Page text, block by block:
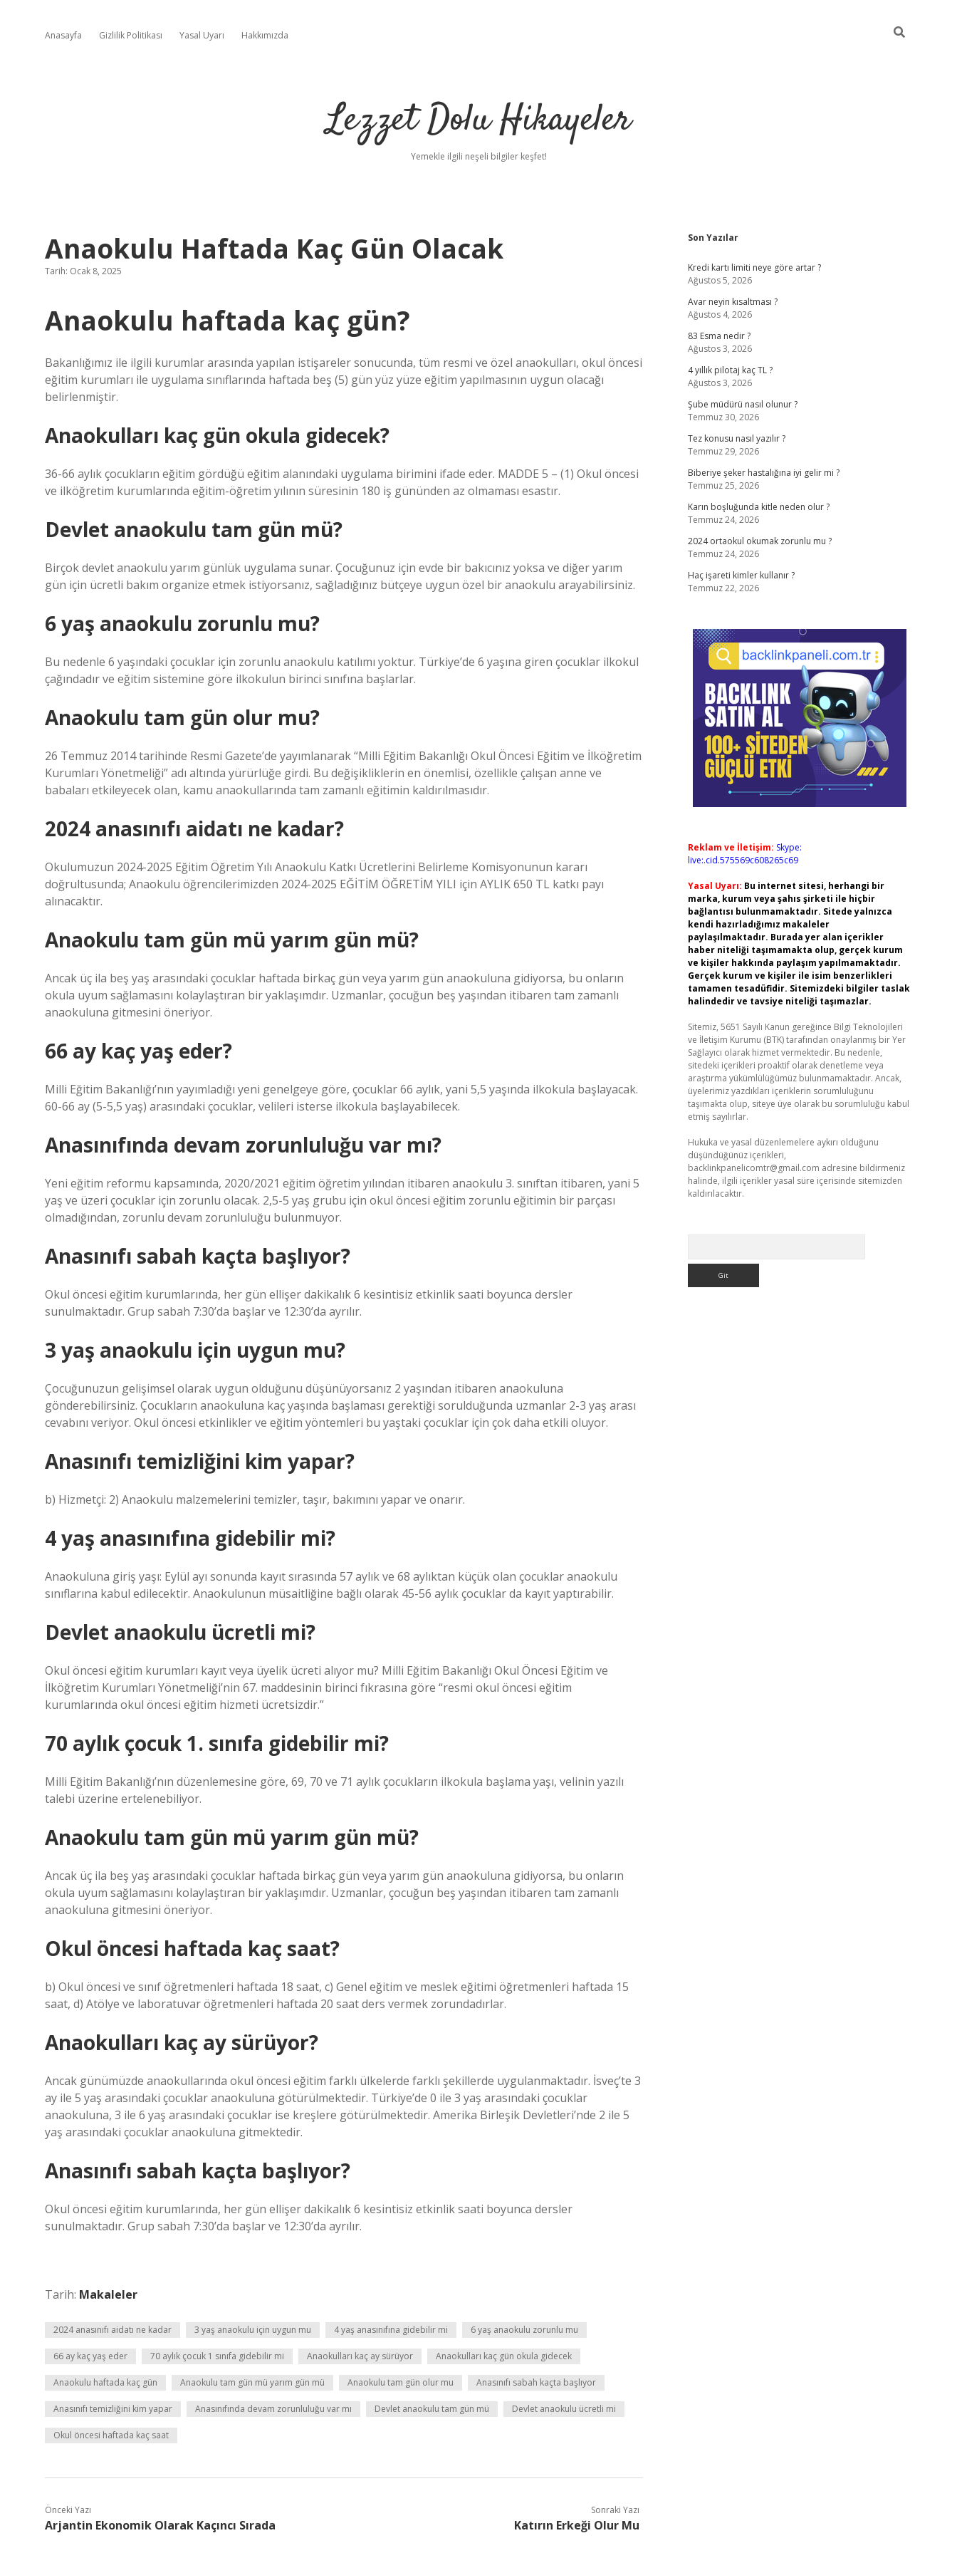
Anasayfa Gizlilik Politikası Yasal Uyarı Hakkımızda
Lezzet Dolu Hikayeler
Yemekle ilgili neşeli bilgiler keşfet!
Anaokulu Haftada Kaç Gün Olacak
Tarih: Ocak 8, 2025
Anaokulu haftada kaç gün?
Bakanlığımız ile ilgili kurumlar arasında yapılan istişareler sonucunda, tüm resmi ve özel anaokulları, okul öncesi
eğitim kurumları ile uygulama sınıflarında haftada beş (5) gün yüz yüze eğitim yapılmasının uygun olacağı
belirlenmiştir.
Anaokulları kaç gün okula gidecek?
36-66 aylık çocukların eğitim gördüğü eğitim alanındaki uygulama birimini ifade eder. MADDE 5 – (1) Okul öncesi
ve ilköğretim kurumlarında eğitim-öğretim yılının süresinin 180 iş gününden az olmaması esastır.
Devlet anaokulu tam gün mü?
Birçok devlet anaokulu yarım günlük uygulama sunar. Çocuğunuz için evde bir bakıcınız yoksa ve diğer yarım
gün için ücretli bakım organize etmek istiyorsanız, sağladığınız bütçeye uygun özel bir anaokulu arayabilirsiniz.
6 yaş anaokulu zorunlu mu?
Bu nedenle 6 yaşındaki çocuklar için zorunlu anaokulu katılımı yoktur. Türkiye’de 6 yaşına giren çocuklar ilkokul
çağındadır ve eğitim sistemine göre ilkokulun birinci sınıfına başlarlar.
Anaokulu tam gün olur mu?
26 Temmuz 2014 tarihinde Resmi Gazete’de yayımlanarak “Milli Eğitim Bakanlığı Okul Öncesi Eğitim ve İlköğretim
Kurumları Yönetmeliği” adı altında yürürlüğe girdi. Bu değişikliklerin en önemlisi, özellikle çalışan anne ve
babaları etkileyecek olan, kamu anaokullarında tam zamanlı eğitimin kaldırılmasıdır.
2024 anasınıfı aidatı ne kadar?
Okulumuzun 2024-2025 Eğitim Öğretim Yılı Anaokulu Katkı Ücretlerini Belirleme Komisyonunun kararı
doğrultusunda; Anaokulu öğrencilerimizden 2024-2025 EĞİTİM ÖĞRETİM YILI için AYLIK 650 TL katkı payı
alınacaktır.
Anaokulu tam gün mü yarım gün mü?
Ancak üç ila beş yaş arasındaki çocuklar haftada birkaç gün veya yarım gün anaokuluna gidiyorsa, bu onların
okula uyum sağlamasını kolaylaştıran bir yaklaşımdır. Uzmanlar, çocuğun beş yaşından itibaren tam zamanlı
anaokuluna gitmesini öneriyor.
66 ay kaç yaş eder?
Milli Eğitim Bakanlığı’nın yayımladığı yeni genelgeye göre, çocuklar 66 aylık, yani 5,5 yaşında ilkokula başlayacak.
60-66 ay (5-5,5 yaş) arasındaki çocuklar, velileri isterse ilkokula başlayabilecek.
Anasınıfında devam zorunluluğu var mı?
Yeni eğitim reformu kapsamında, 2020/2021 eğitim öğretim yılından itibaren anaokulu 3. sınıftan itibaren, yani 5
yaş ve üzeri çocuklar için zorunlu olacak. 2,5-5 yaş grubu için okul öncesi eğitim zorunlu eğitimin bir parçası
olmadığından, zorunlu devam zorunluluğu bulunmuyor.
Anasınıfı sabah kaçta başlıyor?
Okul öncesi eğitim kurumlarında, her gün ellişer dakikalık 6 kesintisiz etkinlik saati boyunca dersler
sunulmaktadır. Grup sabah 7:30’da başlar ve 12:30’da ayrılır.
3 yaş anaokulu için uygun mu?
Çocuğunuzun gelişimsel olarak uygun olduğunu düşünüyorsanız 2 yaşından itibaren anaokuluna
gönderebilirsiniz. Çocukların anaokuluna kaç yaşında başlaması gerektiği sorulduğunda uzmanlar 2-3 yaş arası
cevabını veriyor. Okul öncesi etkinlikler ve eğitim yöntemleri bu yaştaki çocuklar için çok daha etkili oluyor.
Anasınıfı temizliğini kim yapar?
b) Hizmetçi: 2) Anaokulu malzemelerini temizler, taşır, bakımını yapar ve onarır.
4 yaş anasınıfına gidebilir mi?
Anaokuluna giriş yaşı: Eylül ayı sonunda kayıt sırasında 57 aylık ve 68 aylıktan küçük olan çocuklar anaokulu
sınıflarına kabul edilecektir. Anaokulunun müsaitliğine bağlı olarak 45-56 aylık çocuklar da kayıt yaptırabilir.
Devlet anaokulu ücretli mi?
Okul öncesi eğitim kurumları kayıt veya üyelik ücreti alıyor mu? Milli Eğitim Bakanlığı Okul Öncesi Eğitim ve
İlköğretim Kurumları Yönetmeliği’nin 67. maddesinin birinci fıkrasına göre “resmi okul öncesi eğitim
kurumlarında okul öncesi eğitim hizmeti ücretsizdir.”
70 aylık çocuk 1. sınıfa gidebilir mi?
Milli Eğitim Bakanlığı’nın düzenlemesine göre, 69, 70 ve 71 aylık çocukların ilkokula başlama yaşı, velinin yazılı
talebi üzerine ertelenebiliyor.
Anaokulu tam gün mü yarım gün mü?
Ancak üç ila beş yaş arasındaki çocuklar haftada birkaç gün veya yarım gün anaokuluna gidiyorsa, bu onların
okula uyum sağlamasını kolaylaştıran bir yaklaşımdır. Uzmanlar, çocuğun beş yaşından itibaren tam zamanlı
anaokuluna gitmesini öneriyor.
Okul öncesi haftada kaç saat?
b) Okul öncesi ve sınıf öğretmenleri haftada 18 saat, c) Genel eğitim ve meslek eğitimi öğretmenleri haftada 15
saat, d) Atölye ve laboratuvar öğretmenleri haftada 20 saat ders vermek zorundadırlar.
Anaokulları kaç ay sürüyor?
Ancak günümüzde anaokullarında okul öncesi eğitim farklı ülkelerde farklı şekillerde uygulanmaktadır. İsveç’te 3
ay ile 5 yaş arasındaki çocuklar anaokuluna götürülmektedir. Türkiye’de 0 ile 3 yaş arasındaki çocuklar
anaokuluna, 3 ile 6 yaş arasındaki çocuklar ise kreşlere götürülmektedir. Amerika Birleşik Devletleri’nde 2 ile 5
yaş arasındaki çocuklar anaokuluna gitmektedir.
Anasınıfı sabah kaçta başlıyor?
Okul öncesi eğitim kurumlarında, her gün ellişer dakikalık 6 kesintisiz etkinlik saati boyunca dersler
sunulmaktadır. Grup sabah 7:30’da başlar ve 12:30’da ayrılır.
Tarih: Makaleler
2024 anasınıfı aidatı ne kadar 3 yaş anaokulu için uygun mu 4 yaş anasınıfına gidebilir mi 6 yaş anaokulu zorunlu mu
66 ay kaç yaş eder 70 aylık çocuk 1 sınıfa gidebilir mi Anaokulları kaç ay sürüyor Anaokulları kaç gün okula gidecek
Anaokulu haftada kaç gün Anaokulu tam gün mü yarım gün mü Anaokulu tam gün olur mu Anasınıfı sabah kaçta başlıyor
Anasınıfı temizliğini kim yapar Anasınıfında devam zorunluluğu var mı Devlet anaokulu tam gün mü Devlet anaokulu ücretli mi
Okul öncesi haftada kaç saat
Önceki Yazı
Arjantin Ekonomik Olarak Kaçıncı Sırada
Sonraki Yazı
Katırın Erkeği Olur Mu
Sidebar
Son Yazılar
Kredi kartı limiti neye göre artar ?
Ağustos 5, 2026
Avar neyin kısaltması ?
Ağustos 4, 2026
83 Esma nedir ?
Ağustos 3, 2026
4 yıllık pilotaj kaç TL ?
Ağustos 3, 2026
Şube müdürü nasıl olunur ?
Temmuz 30, 2026
Tez konusu nasıl yazılır ?
Temmuz 29, 2026
Biberiye şeker hastalığına iyi gelir mi ?
Temmuz 25, 2026
Karın boşluğunda kitle neden olur ?
Temmuz 24, 2026
2024 ortaokul okumak zorunlu mu ?
Temmuz 24, 2026
Haç işareti kimler kullanır ?
Temmuz 22, 2026
Reklam ve İletişim: Skype:
live:.cid.575569c608265c69
Yasal Uyarı: Bu internet sitesi, herhangi bir
marka, kurum veya şahıs şirketi ile hiçbir
bağlantısı bulunmamaktadır. Sitede yalnızca
kendi hazırladığımız makaleler
paylaşılmaktadır. Burada yer alan içerikler
haber niteliği taşımamakta olup, gerçek kurum
ve kişiler hakkında paylaşım yapılmamaktadır.
Gerçek kurum ve kişiler ile isim benzerlikleri
tamamen tesadüfidir. Sitemizdeki bilgiler taslak
halindedir ve tavsiye niteliği taşımazlar.
Sitemiz, 5651 Sayılı Kanun gereğince Bilgi Teknolojileri
ve İletişim Kurumu (BTK) tarafından onaylanmış bir Yer
Sağlayıcı olarak hizmet vermektedir. Bu nedenle,
sitedeki içerikleri proaktif olarak denetleme veya
araştırma yükümlülüğümüz bulunmamaktadır. Ancak,
üyelerimiz yazdıkları içeriklerin sorumluluğunu
taşımakta olup, siteye üye olarak bu sorumluluğu kabul
etmiş sayılırlar.
Hukuka ve yasal düzenlemelere aykırı olduğunu
düşündüğünüz içerikleri,
backlinkpanelicomtr@gmail.com adresine bildirmeniz
halinde, ilgili içerikler yasal süre içerisinde sitemizden
kaldırılacaktır.